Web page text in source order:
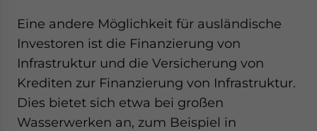
Eine andere Möglichkeit für ausländische
Investoren ist die Finanzierung von
Infrastruktur und die Versicherung von
Krediten zur Finanzierung von Infrastruktur.
Dies bietet sich etwa bei großen
Wasserwerken an, zum Beispiel in